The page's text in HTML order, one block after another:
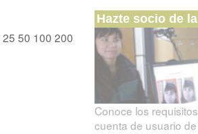
25 50 100 200
Hazte socio de
Conoce los
cuenta de usuario